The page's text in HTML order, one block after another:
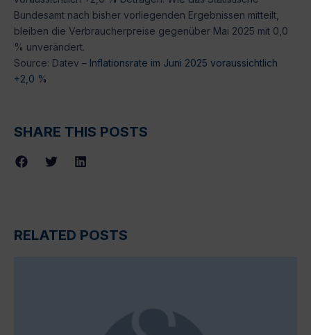
Bundesamt nach bisher vorliegenden Ergebnissen mitteilt,
bleiben die Verbraucherpreise gegenüber Mai 2025 mit 0,0
% unverändert.
Source: Datev – Inflationsrate im Juni 2025 voraussichtlich
+2,0 %
SHARE THIS POSTS
RELATED POSTS